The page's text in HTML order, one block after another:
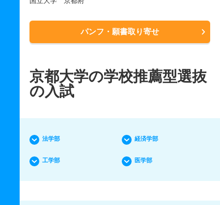
パンフ・願書取り寄せ
京都大学の学校推薦型選抜
の入試
法学部 経済学部
工学部 医学部